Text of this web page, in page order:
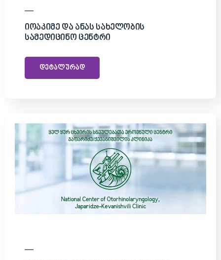
Იოაკიმე Და Ანას Სახელობის
Სამედიცინო Ცენტრი
დეტალურად